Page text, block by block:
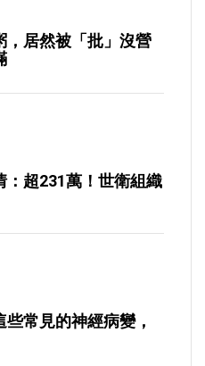
，居然被「批」沒營
：超231萬！世衛組織
常見的神經病變，